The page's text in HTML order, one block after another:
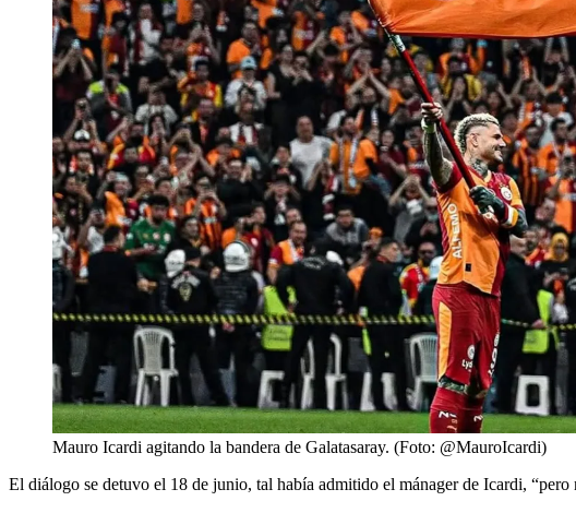
Mauro Icardi agitando la bandera de Galatasaray. (Foto: @MauroIcardi)
El diálogo se detuvo el 18 de junio, tal había admitido el mánager de Icardi, “pero